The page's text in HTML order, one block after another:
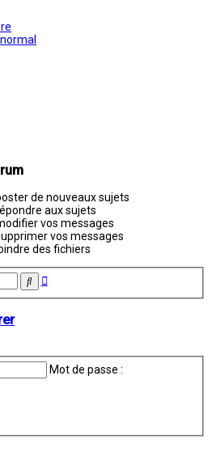
de nouveaux sujets
aux sujets
vos messages
vos messages
des fichiers
Rechercher
Recherche
Mot de passe :